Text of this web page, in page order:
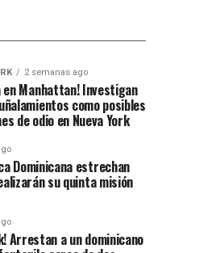
2 semanas ago
en Manhattan! Investigan
como posibles
de odio en Nueva York
Dominicana estrechan
su quinta misión
Arrestan a un dominicano